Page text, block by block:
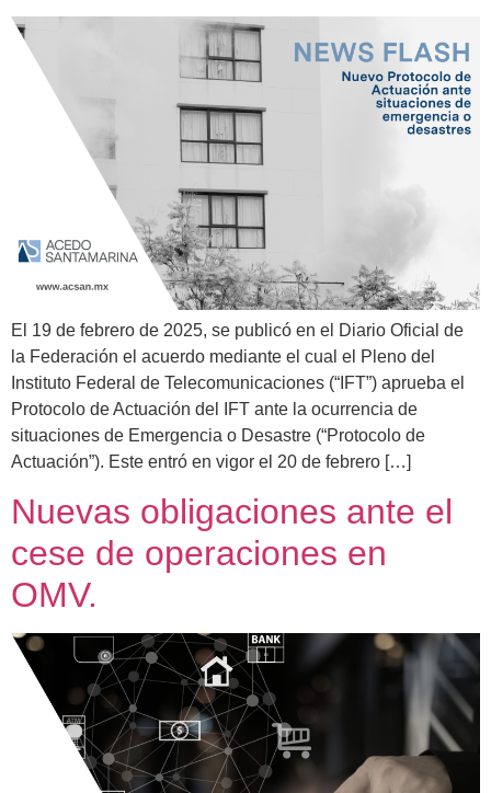
El 19 de febrero de 2025, se publicó en el Diario Oficial de
la Federación el acuerdo mediante el cual el Pleno del
Instituto Federal de Telecomunicaciones (“IFT”) aprueba el
Protocolo de Actuación del IFT ante la ocurrencia de
situaciones de Emergencia o Desastre (“Protocolo de
Actuación”). Este entró en vigor el 20 de febrero […]
Nuevas obligaciones ante el
cese de operaciones en
OMV.